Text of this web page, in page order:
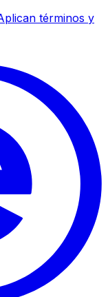
términos y